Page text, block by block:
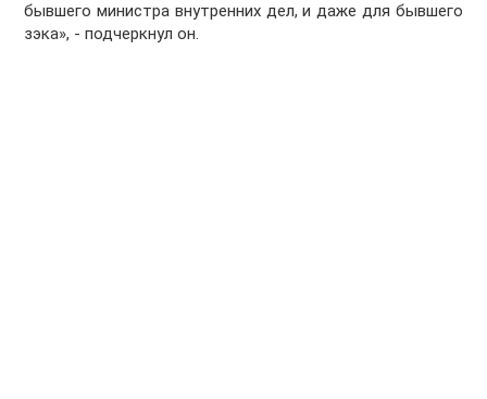
бывшего министра внутренних дел, и даже для бывшего
зэка», - подчеркнул он.